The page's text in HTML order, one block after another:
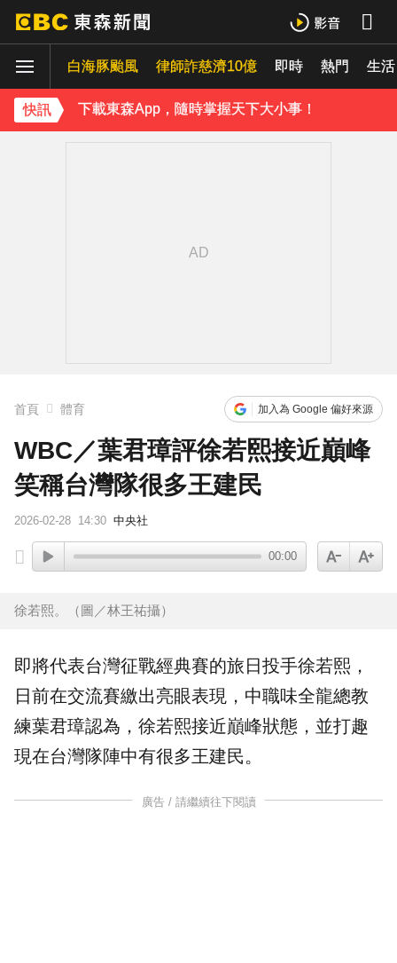
白海豚颱風 律師詐慈濟10億 即時 熱門 生活
快訊
《理財達人秀》X 安聯投信免費講座報名中！搶先卡位 2027
下載東森App，隨時掌握天下大小事！
《理財達人秀》X 安聯投信免費講座報名中！搶先卡位 2027
首頁 體育 加入為 Google 偏好來源
WBC／葉君璋評徐若熙接近巔峰
笑稱台灣隊很多王建民
2026-02-28 14:30 中央社
00:00
徐若熙。（圖／林王祐攝）
即將代表台灣征戰經典賽的旅日投手徐若熙 ，
日前在交流賽繳出亮眼表現，中職味全龍總教
練葉君璋認為，徐若熙接近巔峰狀態，並打趣
現在台灣隊陣中有很多王建民。
廣告 / 請繼續往下閱讀